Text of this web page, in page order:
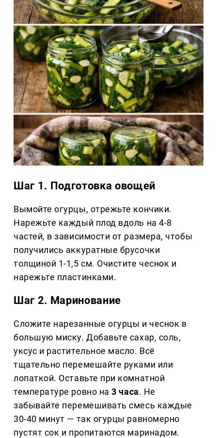
Шаг 1. Подготовка овощей
Вымойте огурцы, отрежьте кончики.
Нарежьте каждый плод вдоль на 4-8
частей, в зависимости от размера, чтобы
получились аккуратные брусочки
толщиной 1-1,5 см. Очистите чеснок и
нарежьте пластинками.
Шаг 2. Маринование
Сложите нарезанные огурцы и чеснок в
большую миску. Добавьте сахар, соль,
уксус и растительное масло. Всё
тщательно перемешайте руками или
лопаткой. Оставьте при комнатной
температуре ровно на3 часа. Не
забывайте перемешивать смесь каждые
30-40 минут — так огурцы равномерно
пустят сок и пропитаются маринадом.